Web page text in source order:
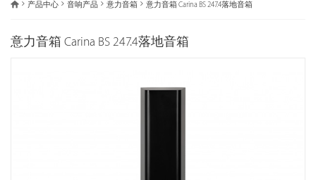
产品中心 音响产品 意力音箱 意力音箱 Carina BS 247.4落地音箱
意力音箱 Carina BS 247.4落地音箱